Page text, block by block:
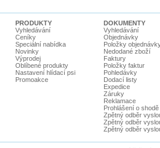
PRODUKTY
Vyhledávání
Ceníky
Speciální nabídka
Novinky
Výprodej
Oblíbené produkty
Nastavení hlídací psi
Promoakce
DOKUMENTY
Vyhledávání
Objednávky
Položky
Nedodané zboží
Faktury
Položky faktur
Pohledávky
Dodací listy
Expedice
Záruky
Reklamace
Prohlášení o shodě
Zpětný odběr
Zpětný odběr
Zpětný odběr